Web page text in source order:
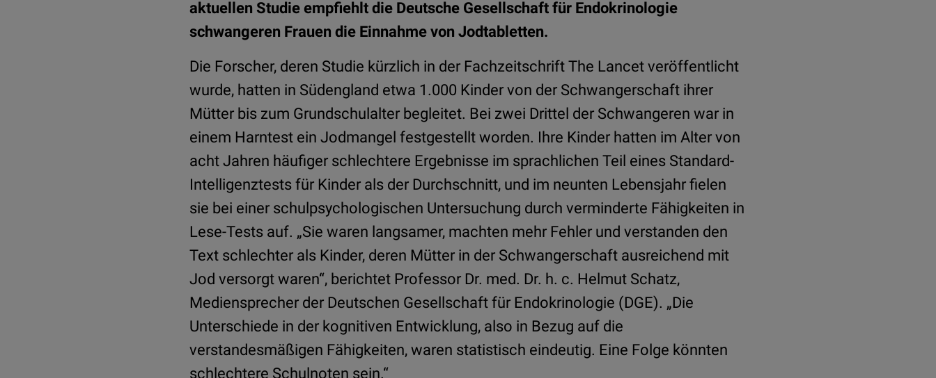
aktuellen Studie empfiehlt die Deutsche Gesellschaft für Endokrinologie
schwangeren Frauen die Einnahme von Jodtabletten.
Die Forscher, deren Studie kürzlich in der Fachzeitschrift The Lancet veröffentlicht
wurde, hatten in Südengland etwa 1.000 Kinder von der Schwangerschaft ihrer
Mütter bis zum Grundschulalter begleitet. Bei zwei Drittel der Schwangeren war in
einem Harntest ein Jodmangel festgestellt worden. Ihre Kinder hatten im Alter von
acht Jahren häufiger schlechtere Ergebnisse im sprachlichen Teil eines Standard-
Intelligenztests für Kinder als der Durchschnitt, und im neunten Lebensjahr fielen
sie bei einer schulpsychologischen Untersuchung durch verminderte Fähigkeiten in
Lese-Tests auf. „Sie waren langsamer, machten mehr Fehler und verstanden den
Text schlechter als Kinder, deren Mütter in der Schwangerschaft ausreichend mit
Jod versorgt waren“, berichtet Professor Dr. med. Dr. h. c. Helmut Schatz,
Mediensprecher der Deutschen Gesellschaft für Endokrinologie (DGE). „Die
Unterschiede in der kognitiven Entwicklung, also in Bezug auf die
verstandesmäßigen Fähigkeiten, waren statistisch eindeutig. Eine Folge könnten
schlechtere Schulnoten sein.“